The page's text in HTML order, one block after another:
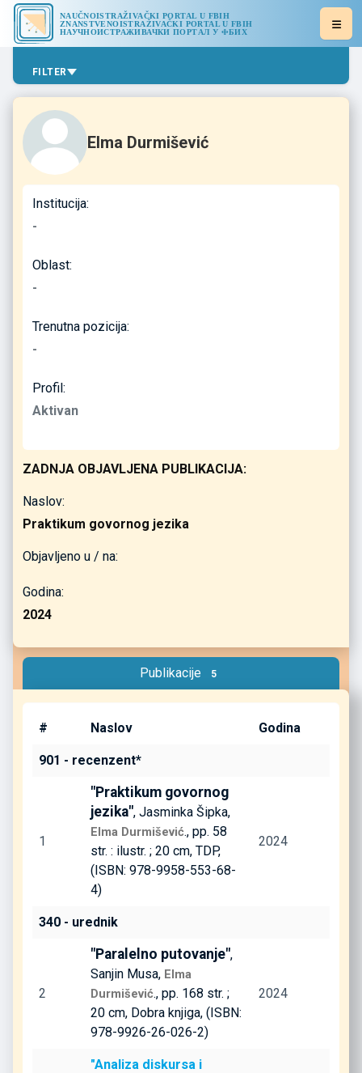
NAUČNOISTRAŽIVAČKI PORTAL U FBIH
ZNANSTVENOISTRAŽIVAČKI PORTAL U FBIH
НАУЧНОИСТРАЖИВАЧКИ ПОРТАЛ У ФБИХ
FILTER
Elma Durmišević
Institucija:
-
Oblast:
-
Trenutna pozicija:
-
Profil:
Aktivan
ZADNJA OBJAVLJENA PUBLIKACIJA:
Naslov:
Praktikum govornog jezika
Objavljeno u / na:
Godina:
2024
Publikacije 5
# Naslov Godina
901 - recenzent*
1
"Praktikum govornog
jezika", Jasminka Šipka,
Elma Durmišević., pp. 58
str. : ilustr. ; 20 cm, TDP,
(ISBN: 978-9958-553-68-
4)
2024
340 - urednik
2
"Paralelno putovanje",
Sanjin Musa, Elma
Durmišević., pp. 168 str. ;
20 cm, Dobra knjiga, (ISBN:
978-9926-26-026-2)
2024
"Analiza diskursa i